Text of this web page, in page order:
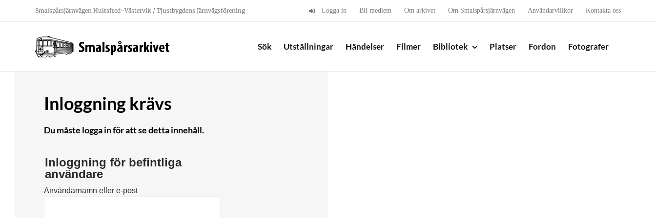
Smalspårsjärnvägen Hultsfred–Västervik / Tjustbygdens Järnvägsförening Logga in Bli medlem Om arkivet Om Smalspårsjärnvägen Användarvillkor Kontakta oss
Sök Utställningar Händelser Filmer Bibliotek Platser Fordon Fotografer
Inloggning krävs
Du måste logga in för att se detta innehåll.
Inloggning för befintliga
användare
Användarnamn eller e-post